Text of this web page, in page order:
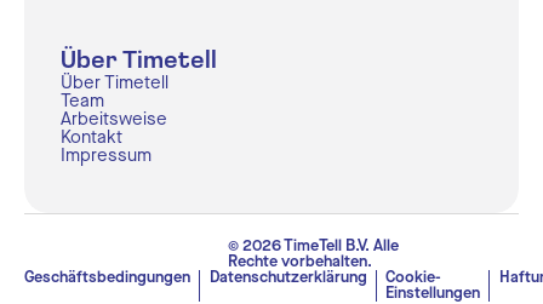
Über Timetell
Über Timetell
Team
Arbeitsweise
Kontakt
Impressum
© 2026 TimeTell B.V. Alle
Rechte vorbehalten.
Geschäftsbedingungen
Datenschutzerklärung
Cookie-
Einstellungen